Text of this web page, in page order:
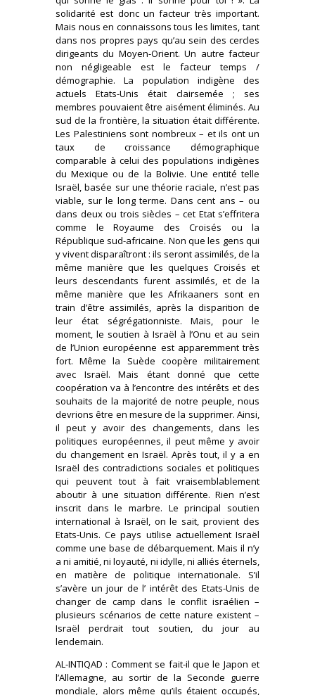
solidarité est donc un facteur très important.
Mais nous en connaissons tous les limites, tant
dans nos propres pays qu’au sein des cercles
dirigeants du Moyen-Orient. Un autre facteur
non négligeable est le facteur temps /
démographie. La population indigène des
actuels Etats-Unis était clairsemée ; ses
membres pouvaient être aisément éliminés. Au
sud de la frontière, la situation était différente.
Les Palestiniens sont nombreux – et ils ont un
taux de croissance démographique
comparable à celui des populations indigènes
du Mexique ou de la Bolivie. Une entité telle
Israël, basée sur une théorie raciale, n’est pas
viable, sur le long terme. Dans cent ans – ou
dans deux ou trois siècles – cet Etat s’effritera
comme le Royaume des Croisés ou la
République sud-africaine. Non que les gens qui
y vivent disparaîtront : ils seront assimilés, de la
même manière que les quelques Croisés et
leurs descendants furent assimilés, et de la
même manière que les Afrikaaners sont en
train d’être assimilés, après la disparition de
leur état ségrégationniste. Mais, pour le
moment, le soutien à Israël à l’Onu et au sein
de l’Union européenne est apparemment très
fort. Même la Suède coopère militairement
avec Israël. Mais étant donné que cette
coopération va à l’encontre des intérêts et des
souhaits de la majorité de notre peuple, nous
devrions être en mesure de la supprimer. Ainsi,
il peut y avoir des changements, dans les
politiques européennes, il peut même y avoir
du changement en Israël. Après tout, il y a en
Israël des contradictions sociales et politiques
qui peuvent tout à fait vraisemblablement
aboutir à une situation différente. Rien n’est
inscrit dans le marbre. Le principal soutien
international à Israël, on le sait, provient des
Etats-Unis. Ce pays utilise actuellement Israël
comme une base de débarquement. Mais il n’y
a ni amitié, ni loyauté, ni idylle, ni alliés éternels,
en matière de politique internationale. S’il
s’avère un jour de l’ intérêt des Etats-Unis de
changer de camp dans le conflit israélien –
plusieurs scénarios de cette nature existent –
Israël perdrait tout soutien, du jour au
lendemain.
AL-INTIQAD : Comment se fait-il que le Japon et
l’Allemagne, au sortir de la Seconde guerre
mondiale, alors même qu’ils étaient occupés,